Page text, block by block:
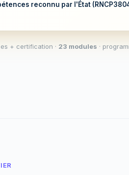
reconnu par l'État
+ certification · 23 modules ·